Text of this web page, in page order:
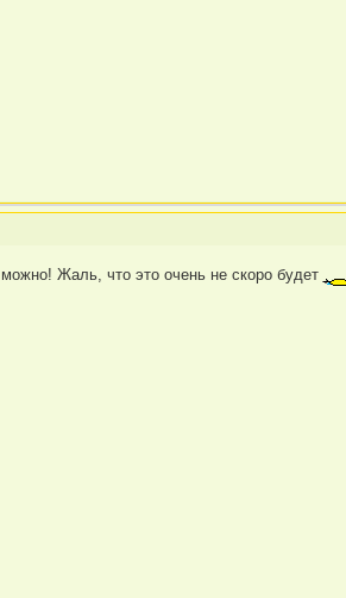
Жаль, что это очень не скоро будет